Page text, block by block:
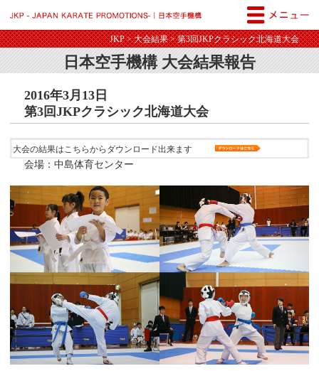
JKP>大会結果> 第3回JKPクラシック北海道大会
日本空手機構 大会結果報告
2016年3月13日
第3回JKPクラシック北海道大会
大会の結果はこちらからダウンロード出来ます
会場：中島体育センター